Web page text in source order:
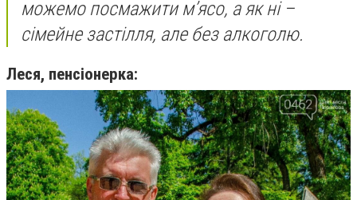
можемо посмажити м’ясо, а як ні –
сімейне застілля, але без алкоголю.
Леся, пенсіонерка: